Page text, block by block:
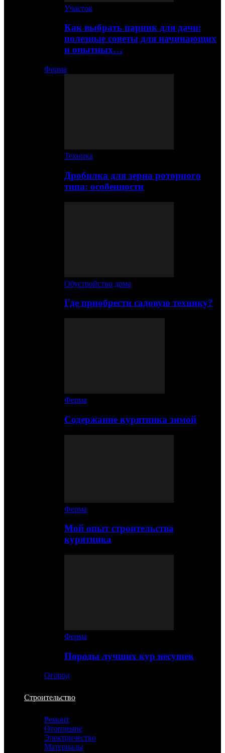
Участок
Как выбрать парник для дачи:
полезные советы для начинающих
и опытных…
Ферма
Техника
Дробилка для зерна роторного
типа: особенности
Обустройство дома
Где приобрести садовую технику?
Ферма
Содержание курятника зимой
Ферма
Мой опыт строительства
курятника
Ферма
Породы лучших кур несушек
Огород
Строительство
Ремонт
Отопление
Электричество
Материалы